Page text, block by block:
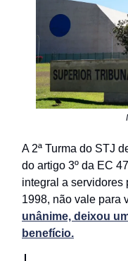
A 2ª Turma do STJ
do artigo 3º da EC
integral a servidores
1998, não vale para
unânime, deixou
benefício.